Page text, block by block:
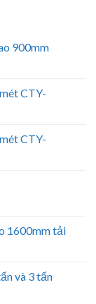
900mm
CTY-
CTY-
1600mm tải
và 3 tấn